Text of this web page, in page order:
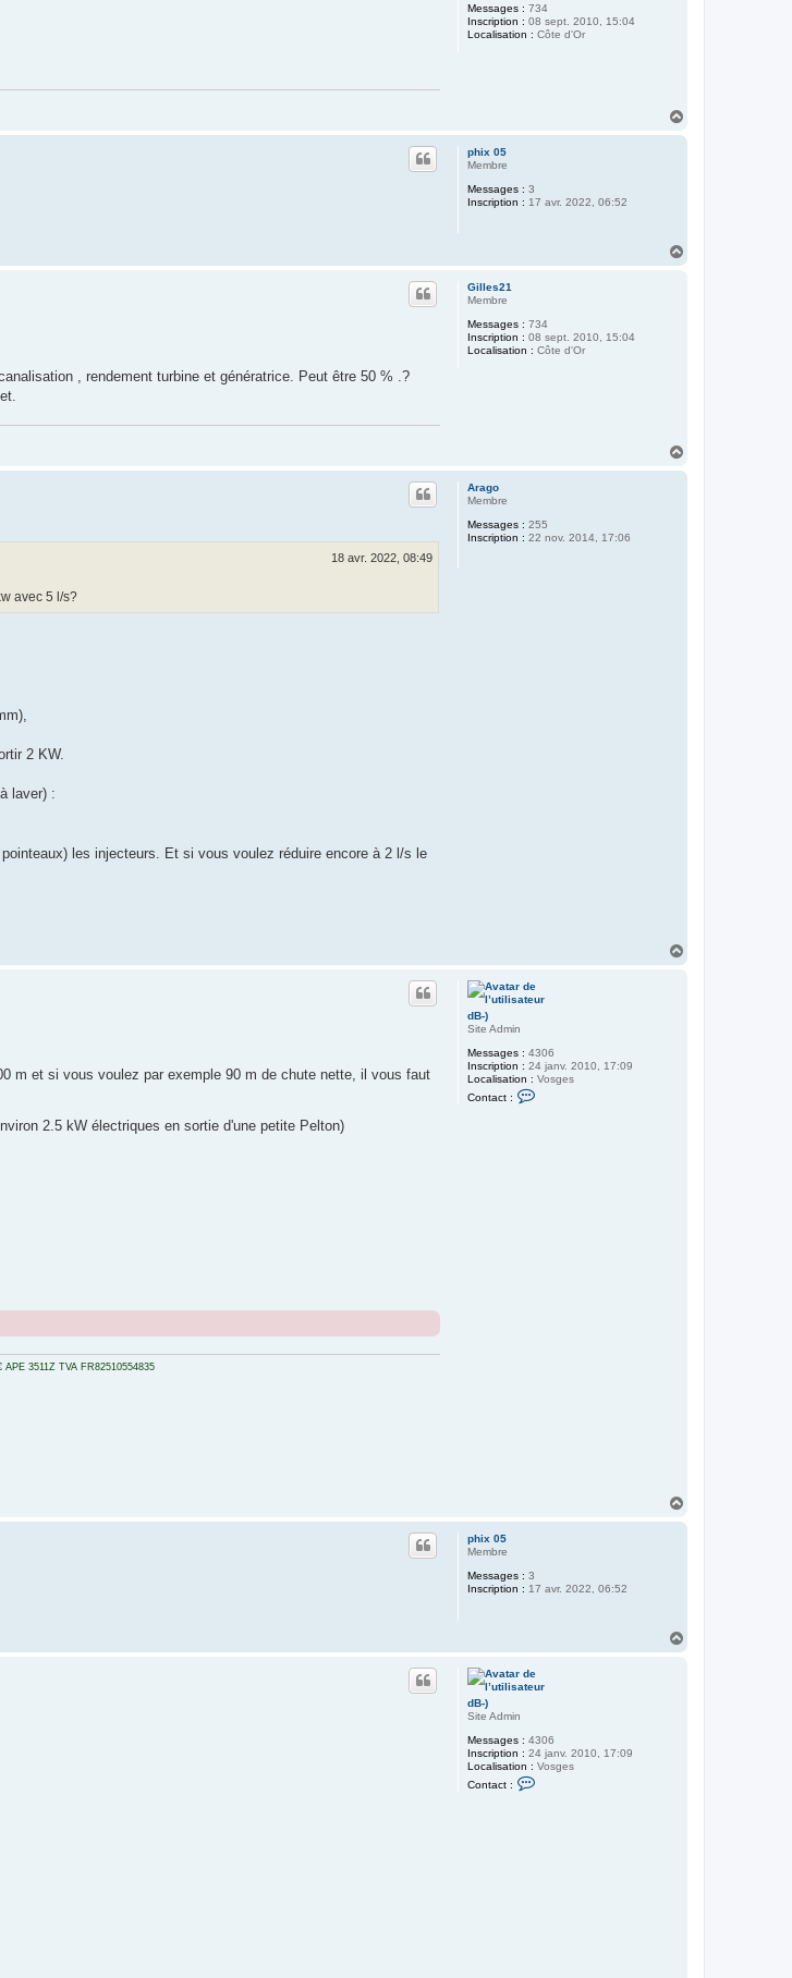
Messages : 734
Inscription : 08 sept. 2010, 15:04
Localisation : Côte d'Or
phix 05
Membre
Messages : 3
Inscription : 17 avr. 2022, 06:52
Gilles21
Membre
Messages : 734
Inscription : 08 sept. 2010, 15:04
Localisation : Côte d'Or
, rendement turbine et génératrice. Peut être 50 % .?
Arago
Membre
Messages : 255
Inscription : 22 nov. 2014, 17:06
18 avr. 2022, 08:49
avec 5 l/s?
2 KW.
laver) :
les injecteurs. Et si vous voulez réduire encore à 2 l/s le
dB-)
Site Admin
Messages : 4306
Inscription : 24 janv. 2010, 17:09
Localisation : Vosges
Contact :
m et si vous voulez par exemple 90 m de chute nette, il vous faut
2.5 kW électriques en sortie d'une petite Pelton)
3511Z TVA FR82510554835
phix 05
Membre
Messages : 3
Inscription : 17 avr. 2022, 06:52
dB-)
Site Admin
Messages : 4306
Inscription : 24 janv. 2010, 17:09
Localisation : Vosges
Contact :